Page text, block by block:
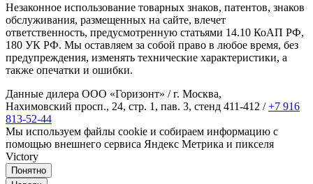
Незаконное использование товарных знаков, патентов, знаков
обслуживания, размещенных на сайте, влечет
ответственность, предусмотренную статьями 14.10 КоАП РФ,
180 УК РФ. Мы оставляем за собой право в любое время, без
предупреждения, изменять технические характеристики, а
также опечатки и ошибки.
Данные дилера ООО «Горизонт» / г. Москва,
Нахимовский просп., 24, стр. 1, пав. 3, стенд 411-412 /+7 916
813-52-44
Мы используем файлы cookie и собираем информацию с
помощью внешнего сервиса Яндекс Метрика и пикселя
Victory
Понятно